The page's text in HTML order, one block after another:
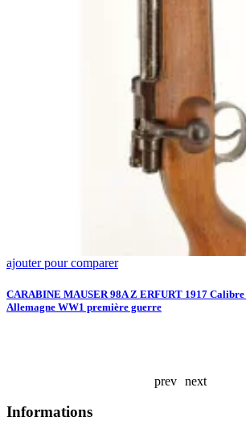
ajouter pour comparer
CARABINE MAUSER 98A Z ERFURT 1917 Calibre
Allemagne WW1 première guerre
prev
next
Informations